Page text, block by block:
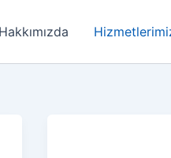
Hakkımızda